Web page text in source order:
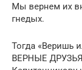
Мы вернем их
гнедых.
Тогда «Веришь
ВЕРНЫЕ